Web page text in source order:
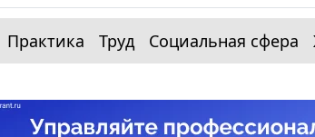
Практика Труд Социальная сфера